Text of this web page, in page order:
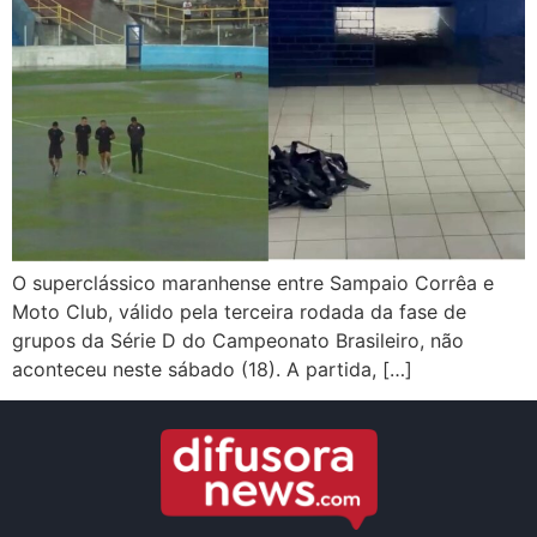
O superclássico maranhense entre Sampaio Corrêa e
Moto Club, válido pela terceira rodada da fase de
grupos da Série D do Campeonato Brasileiro, não
aconteceu neste sábado (18). A partida, […]